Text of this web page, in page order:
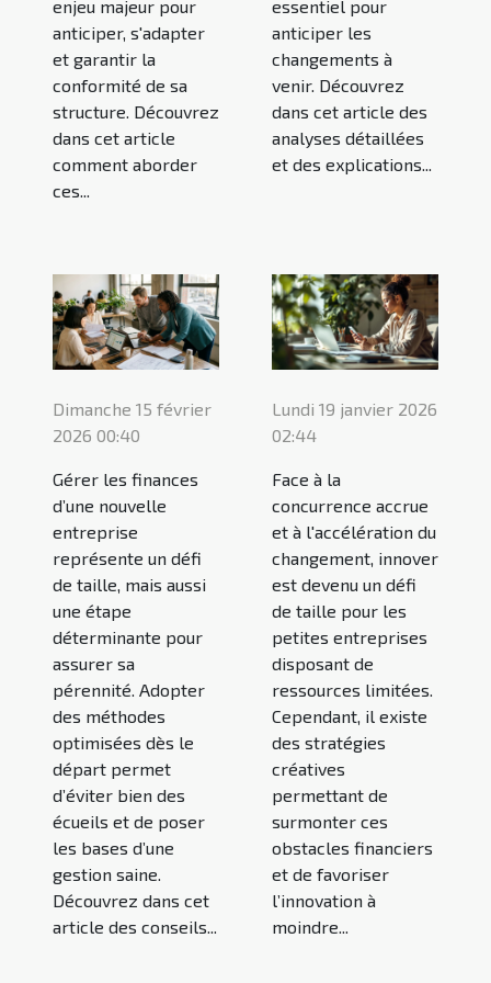
enjeu majeur pour
anticiper, s'adapter
et garantir la
conformité de sa
structure. Découvrez
dans cet article
comment aborder
ces...
essentiel pour
anticiper les
changements à
venir. Découvrez
dans cet article des
analyses détaillées
et des explications...
Dimanche 15 février
2026 00:40
Gérer les finances
d’une nouvelle
entreprise
représente un défi
de taille, mais aussi
une étape
déterminante pour
assurer sa
pérennité. Adopter
des méthodes
optimisées dès le
départ permet
d’éviter bien des
écueils et de poser
les bases d’une
gestion saine.
Découvrez dans cet
article des conseils...
Lundi 19 janvier 2026
02:44
Face à la
concurrence accrue
et à l'accélération du
changement, innover
est devenu un défi
de taille pour les
petites entreprises
disposant de
ressources limitées.
Cependant, il existe
des stratégies
créatives
permettant de
surmonter ces
obstacles financiers
et de favoriser
l’innovation à
moindre...